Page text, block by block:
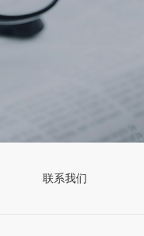
联系我们